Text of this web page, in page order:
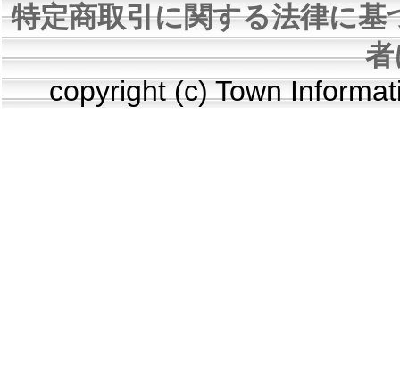
特定商取引に関する法律に基
copyright (c) Town